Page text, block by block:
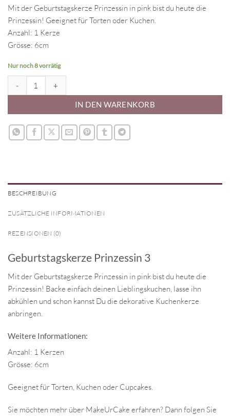
Mit der Geburtstagskerze Prinzessin in pink bist du heute die
Prinzessin! Geeignet für Torten oder Kuchen.
Anzahl: 1 Kerze
Grösse: 6cm
Nur noch 8 vorrätig
IN DEN WARENKORB
BESCHREIBUNG
ZUSÄTZLICHE INFORMATIONEN
REZENSIONEN (0)
Geburtstagskerze Prinzessin 3
Mit der Geburtstagskerze Prinzessin in pink bist du heute die
Prinzessin! Backe einfach deinen Lieblingskuchen, lasse ihn
abkühlen und schon kannst Du die dekorative Kuchenkerze
anbringen.
Weitere Informationen:
Anzahl: 1 Kerzen
Grösse: 6cm
Geeignet für Torten, Kuchen oder Cupcakes.
Sie möchten mehr über MakeUrCake erfahren? Dann folgen Sie